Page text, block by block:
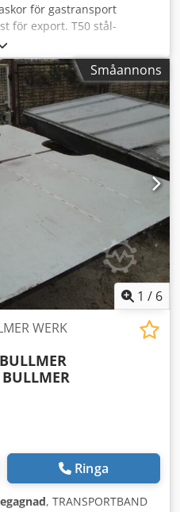
för gastransport
för export. T50 stål-
T40 stål-gasflaskor,
Nefx Anlek T23 stål-
Alla flaskor ärSmåannons
1 / 6
WERK
Ringa
, TRANSPORTBAND